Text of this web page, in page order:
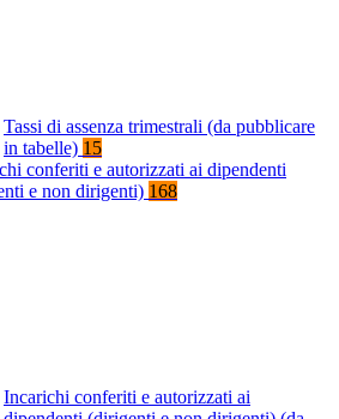
Tassi di assenza trimestrali (da pubblicare
in tabelle) 15
conferiti e autorizzati ai dipendenti
e non dirigenti) 168
Incarichi conferiti e autorizzati ai